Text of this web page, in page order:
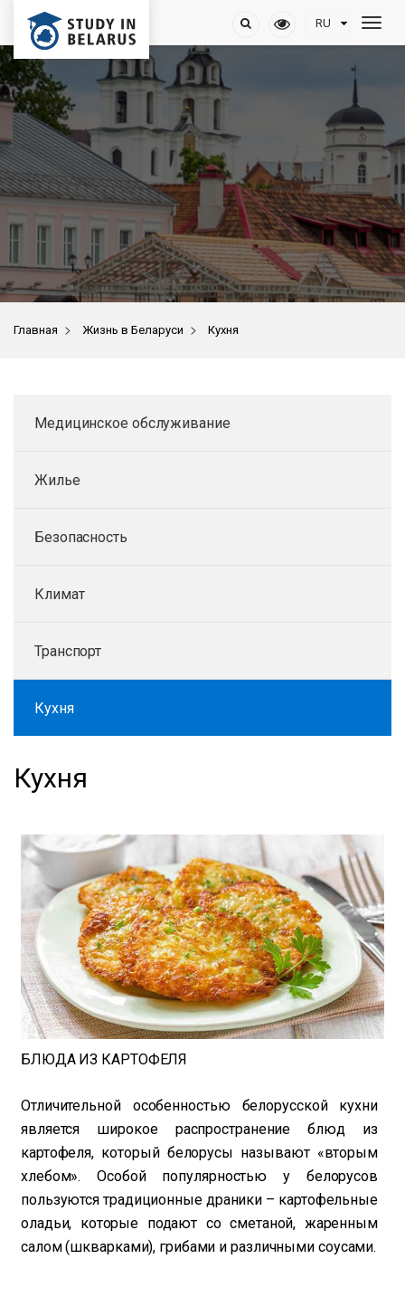
Главная > Жизнь в Беларуси > Кухня
Медицинское обслуживание
Жилье
Безопасность
Климат
Транспорт
Кухня
Кухня
БЛЮДА ИЗ КАРТОФЕЛЯ
Отличительной особенностью белорусской кухни
является широкое распространение блюд из
картофеля, который белорусы называют «вторым
хлебом». Особой популярностью у белорусов
пользуются традиционные драники – картофельные
оладьи, которые подают со сметаной, жаренным
салом (шкварками), грибами и различными соусами.